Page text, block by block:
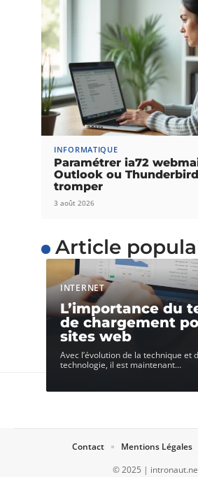
INFORMATIQUE
Paramétrer ia72
Outlook ou
tromper
3 août 2026
Article
INTERNET
L’importance du
de chargement
sites web
Avec l’évolution de la technique et
technologie, il est maintenant…
© 2025 |
Contact Mentions Légales